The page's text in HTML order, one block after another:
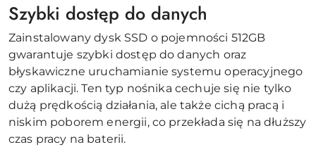
Szybki dostęp do danych
Zainstalowany dysk SSD o pojemności 512GB
gwarantuje szybki dostęp do danych oraz
błyskawiczne uruchamianie systemu operacyjnego
czy aplikacji. Ten typ nośnika cechuje się nie tylko
dużą prędkością działania, ale także cichą pracą i
niskim poborem energii, co przekłada się na dłuższy
czas pracy na baterii.